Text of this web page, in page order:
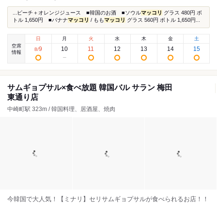
...ピーチ＋オレンジジュース ■韓国のお酒 ■ソウルマッコリ グラス 480円 ボ
トル 1,650円 ■バナナマッコリ / ももマッコリ グラス 560円 ボトル 1,650円...
空席
情報
日
8/9
月
10
火
11
水
12
木
13
金
14
土
15
サムギョプサル×食べ放題 韓国バル サラン 梅田
東通り店
中崎町駅 323m / 韓国料理、居酒屋、焼肉
今韓国で大人気！【ミナリ】セリサムギョプサルが食べられるお店！！